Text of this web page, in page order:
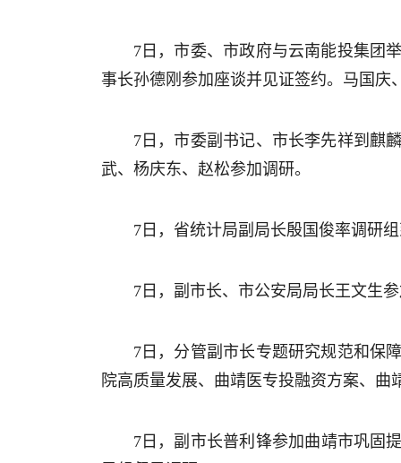
7日，市委、市政府与云南能投集团
事长孙德刚参加座谈并见证签约。马国
7日，市委副书记、市长李先祥到麒
武、杨庆东、赵松参加调研。
7日，省统计局副局长殷国俊率调研
7日，副市长、市公安局局长王文生
7日，分管副市长专题研究规范和保
院高质量发展、曲靖医专投融资方案、曲
7日，副市长普利锋参加曲靖市巩固